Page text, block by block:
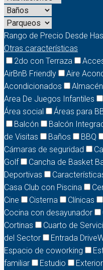
Rango de Precio Desde
Otras características
2do con Terraza
AirBnB Friendly
Aire
Acondicionados
Almacén
Area De Juegos Infantiles
Área social
Áreas para
Balcón
Balcón
de Visitas
Baños BBQ
Cámaras de seguridad
Golf
Cancha de Basket
Deportivas
Casa Club con Piscina
Cine
Cisterna Clínicas
Cocina con desayunador
Cortinas
Cuarto de
del Sector
Entrada
Espacio de coworking
familiar
Estudio Exterior